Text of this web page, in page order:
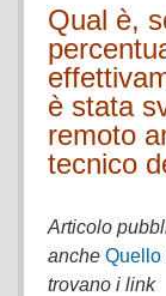
Qual è,
è stata
remoto
tecnico
Articolo
anche Quello
trovano i link